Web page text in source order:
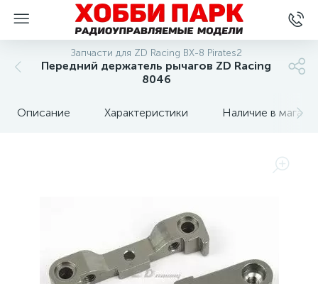
Запчасти для ZD Racing BX-8 Pirates2
Передний держатель рычагов ZD Racing
8046
Описание Характеристики Наличие в